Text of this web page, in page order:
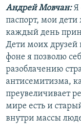
Андрей Мовчан:Я
паспорт, мои
каждый день
Дети моих друзей
фоне я позволю
разоблачению
антисемитизма,
преувеличивает
мире есть и
внутри массы